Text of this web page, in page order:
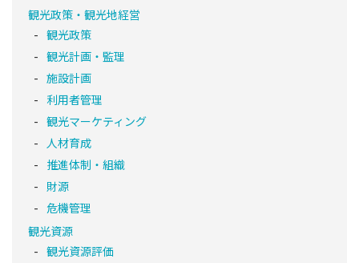
観光政策・観光地経営
観光政策
観光計画・監理
施設計画
利用者管理
観光マーケティング
人材育成
推進体制・組織
財源
危機管理
観光資源
観光資源評価